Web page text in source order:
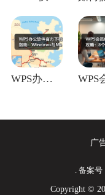
WPS办公软件官方下载指南：Window
广
. 备案号
Copyright ©